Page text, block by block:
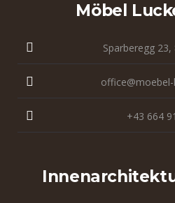
Möbel
Sparberegg
+43 664